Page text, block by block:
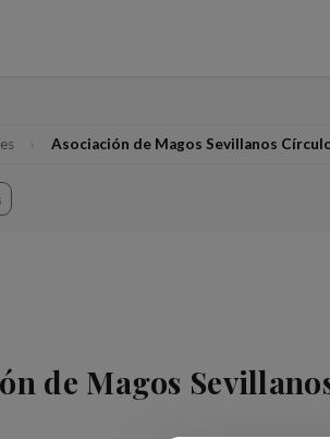
Asociación de Magos Sevillanos
de Magos